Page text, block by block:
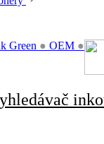
Green ● OEM ●